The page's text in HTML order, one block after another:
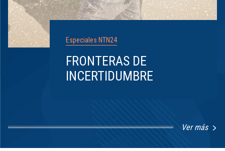
Especiales NTN24
FRONTERAS DE
INCERTIDUMBRE
Ver más